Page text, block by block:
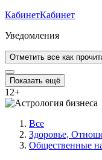
КабинетКабинет
Уведомления
Отметить все как
Показать ещё
12+
Все
Здоровье,
Общественные